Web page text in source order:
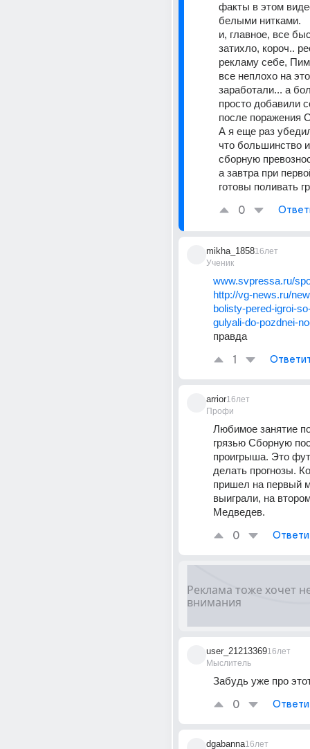
факты в этом
белыми нитками.
и, главное, все
затихло, короч..
рекламу себе,
все неплохо на
заработали... а
просто добавили
после поражения
А я еще раз
что большинство
сборную
а завтра при
готовы поливать
0
mikha_1858
Ученик
16лет
www.svpressa.ru/
http://vg-news.ru/
bolisty-pered-igroi-
gulyali-do-pozdnei-
правда
1
arrior
Профи
16лет
Любимое занятие
грязью Сборную
проигрыша. Это
делать прогнозы.
пришел на первый
выиграли, на
Медведев.
0
user_21213369
Мыслитель
16лет
Забудь уже про
0
dgabanna16лет